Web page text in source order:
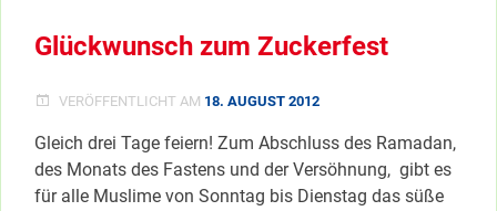
Glückwunsch zum Zuckerfest
VERÖFFENTLICHT AM 18. AUGUST 2012
Gleich drei Tage feiern! Zum Abschluss des Ramadan,
des Monats des Fastens und der Versöhnung, gibt es
für alle Muslime von Sonntag bis Dienstag das süße